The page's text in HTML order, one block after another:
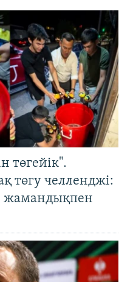
төгейік".
төгу челленджі: